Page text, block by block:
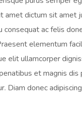
amet dictum sit amet
consequat ac felis
elementum
elit ullamcorper
et magnis dis
Diam donec